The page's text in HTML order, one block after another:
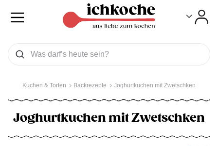
Was wollen Sie suchen
Suchen
Kuchen & Torten Backrezepte Joghurtkuchen mit Zwetschken
Joghurtkuchen mit Zwetschken